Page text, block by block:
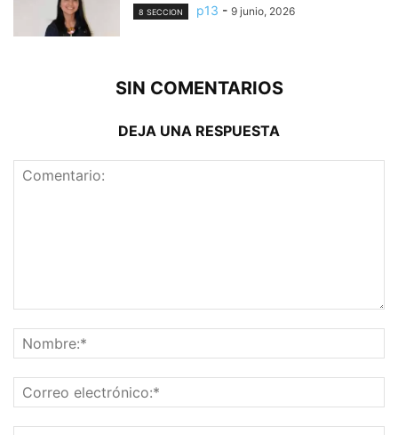
8 SECCION p13 - 9 junio, 2026
SIN COMENTARIOS
DEJA UNA RESPUESTA